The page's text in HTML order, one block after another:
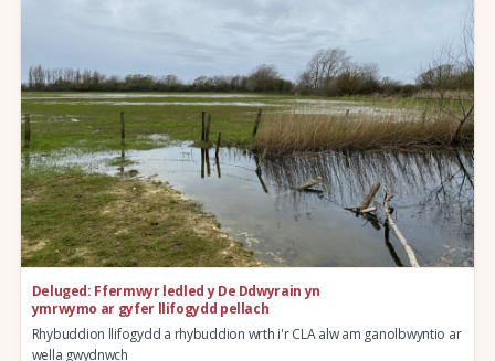
Deluged: Ffermwyr ledled y De Ddwyrain yn
ymrwymo ar gyfer llifogydd pellach
Rhybuddion llifogydd a rhybuddion wrth i'r CLA alw am ganolbwyntio ar
wella gwydnwch